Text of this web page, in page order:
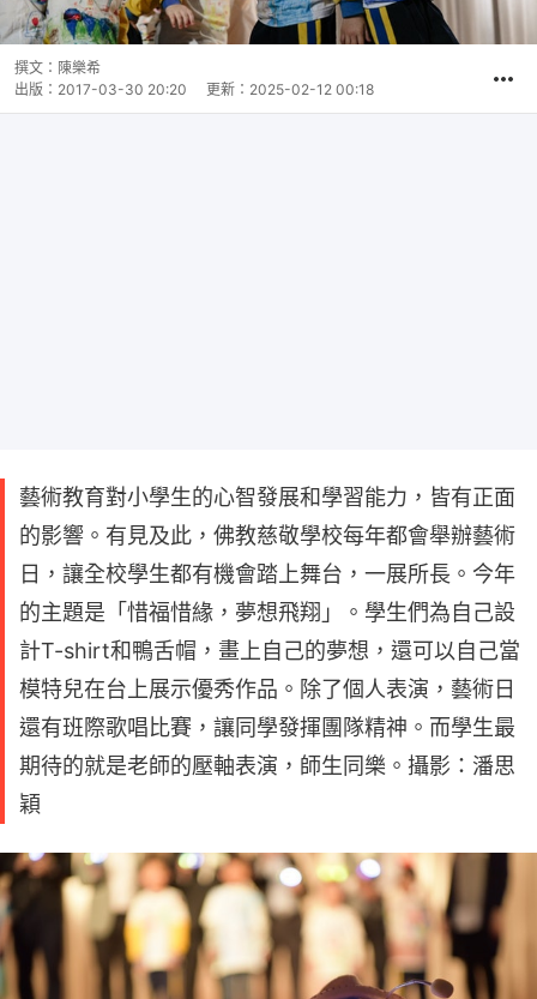
撰文： 陳樂希
出版： 2017-03-30 20:20 更新： 2025-02-12 00:18
藝術教育對小學生的心智發展和學習能力，皆有正面
的影響。有見及此，佛教慈敬學校每年都會舉辦藝術
日，讓全校學生都有機會踏上舞台，一展所長。今年
的主題是「惜福惜緣，夢想飛翔」。學生們為自己設
計T-shirt和鴨舌帽，畫上自己的夢想，還可以自己當
模特兒在台上展示優秀作品。除了個人表演，藝術日
還有班際歌唱比賽，讓同學發揮團隊精神。而學生最
期待的就是老師的壓軸表演，師生同樂。攝影：潘思
穎